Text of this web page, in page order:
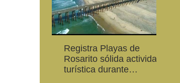
TOC TOC llega a
Mexicali con una dosis de
humor inteligente
Marisela
Mexicali con su
“Empoderada
Registra Playas de
Rosarito sólida actividad
turística durante